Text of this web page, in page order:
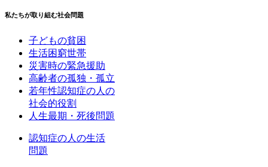
私たちが取り組む社会問題
子どもの貧困
生活困窮世帯
災害時の緊急援助
高齢者の孤独・孤立
若年性認知症の人の
社会的役割
人生最期・死後問題
認知症の人の生活
問題